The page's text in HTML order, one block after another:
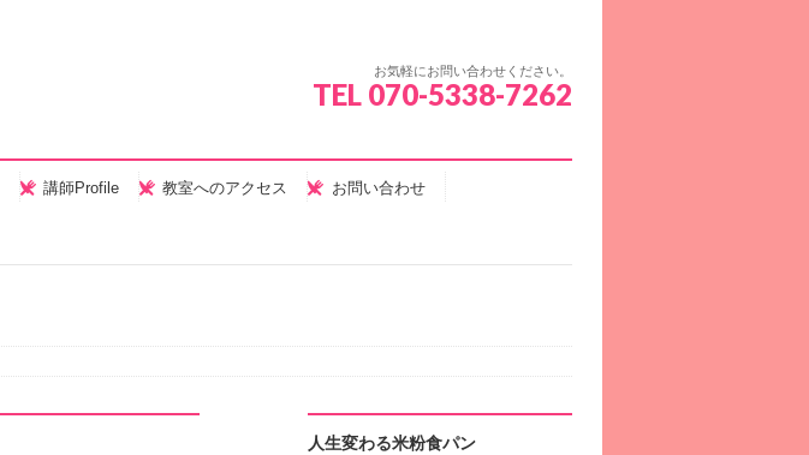
お気軽にお問い合わせください。
TEL 070-5338-7262
講師Profile 教室へのアクセス お問い合わせ
人生変わる米粉食パン